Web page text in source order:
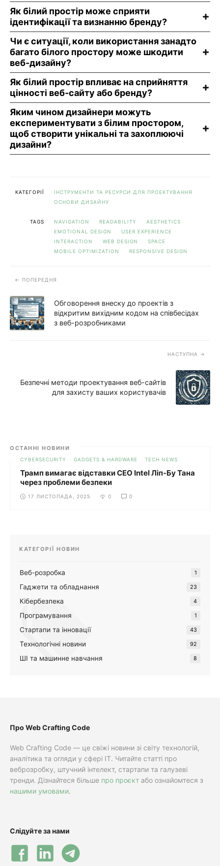
Як білий простір може сприяти
ідентифікації та визнанню бренду?
Чи є ситуації, коли використання занадто
багато білого простору може шкодити
веб-дизайну?
Як білий простір впливає на сприйняття
цінності веб-сайту або бренду?
Яким чином дизайнери можуть
експериментувати з білим простором,
щоб створити унікальні та захоплюючі
дизайни?
КАТЕГОРІЇ
ІНСТРУМЕНТИ ТА РЕСУРСИ ДЛЯ ПРОЕКТУВАННЯ
ОСНОВИ ДИЗАЙНУ
TAGS NAVIGATION READABILITY
AESTHETICS
EMOTIONAL DESIGN
USER EXPERIENCE
INTERACTION
WEB DESIGN
SPACE
MOBILE OPTIMIZATION
RESPONSIVE DESIGN
ПОПЕРЕДНЯ
Обговорення внеску до проектів з
відкритим вихідним кодом на співбесідах
з веб-розробниками
НАСТУПНА
Безпечні методи проектування веб-сайтів
для захисту ваших користувачів
ОСТАННІ НОВИНИ
CYBERSECURITY GADGETS & HARDWARE TECH NEWS
Трамп вимагає відставки CEO Intel Ліп-Бу Тана
через проблеми безпеки
17 ЛИСТОПАДА, 2025 0 0
КАТЕГОРІЇ НОВИН
Веб-розробка 1
Гаджети та обладнання 23
Кібербезпека 4
Програмування 1
Стартапи та інновації 43
Технологічні новини 92
ШІ та машинне навчання 8
Про Web Crafting Code
Web Crafting Code — це свіжі новини зі світу технологій,
аналітика та огляди у сфері IT. Читайте статті про
веброзробку, штучний інтелект, стартапи та галузеві
тренди. Дізнайтеся більше про проєкт або ознайомтеся з
нашими умовами.
Слідуйте за нами